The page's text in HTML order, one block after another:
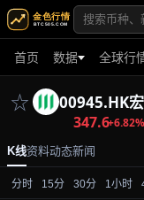
首页 数据 全球行
☆ 00945.HK
347.6+6.82%
K线资料动态新闻
分时 15分 30分 1小时